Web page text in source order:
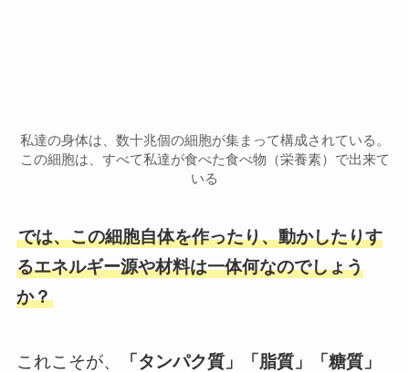
私達の身体は、数十兆個の細胞が集まって構成されている。
この細胞は、すべて私達が食べた食べ物（栄養素）で出来て
いる
では、この細胞自体を作ったり、動かしたりす
るエネルギー源や材料は一体何なのでしょう
か？
これこそが、
「タンパク質」「脂質」「糖質」